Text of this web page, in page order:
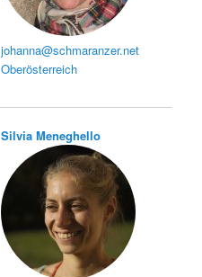
johanna@schmaranzer.net
Oberösterreich
Silvia Meneghello